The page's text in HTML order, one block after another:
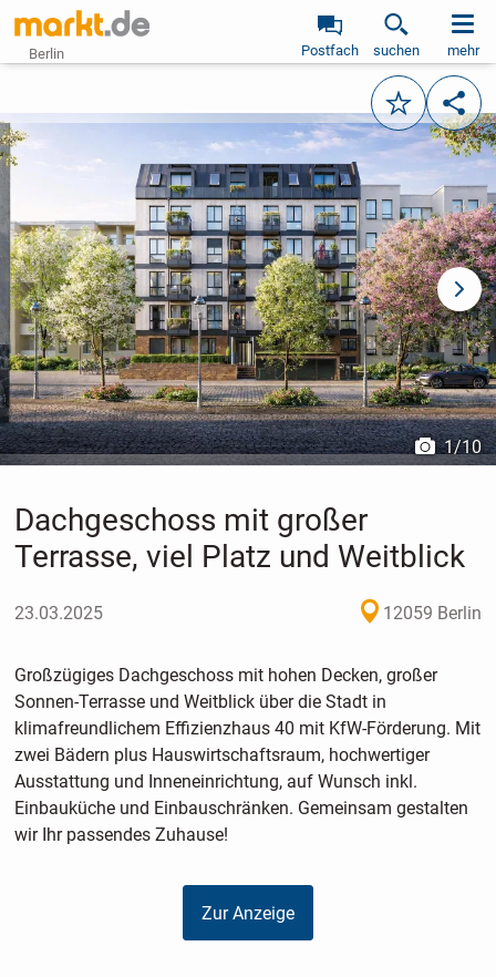
Berlin Postfach suchen mehr
Merken
vorheriges Bild
1/10
Dachgeschoss mit großer
Terrasse, viel Platz und Weitblick
23.03.2025 12059 Berlin
Großzügiges Dachgeschoss mit hohen Decken, großer
Sonnen-Terrasse und Weitblick über die Stadt in
klimafreundlichem Effizienz­haus 40 mit KfW-Förderung. Mit
zwei Bädern plus Hauswirtschaftsraum, hochwertiger
Ausstattung und Inneneinrichtung, auf Wunsch inkl.
Einbauküche und Einbauschränken. Gemeinsam gestalten
wir Ihr passendes Zuhause!
Zur Anzeige